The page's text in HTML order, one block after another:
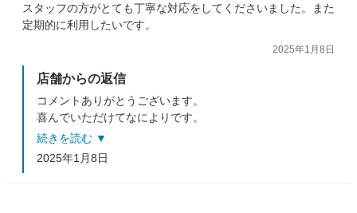
スタッフの方がとても丁寧な対応をしてくださいました。また
定期的に利用したいです。
2025年1月8日
店舗からの返信
コメントありがとうございます。
喜んでいただけてなによりです。
またの御予約、御来店をスタッフ一同お待ちしておりま
ありがとうございました。
続きを読む ▼
2025年1月8日